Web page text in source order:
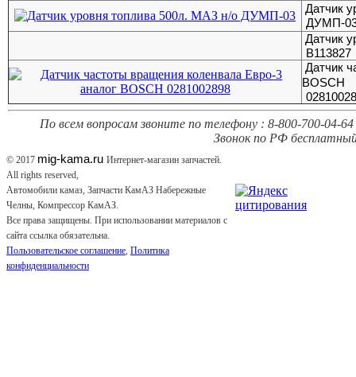
Датчик
ДУМП-
Датчик
В113827
Датчик
ВOSCH
По всем вопросам звоните по телефону : 8-800-700-04-64
Звонок по РФ
© 2017 mig-kama.ru Интернет-магазин запчастей.
All rights reserved,
Автомобили камаз, Запчасти КамАЗ Набережные
Челны, Компрессор КамАЗ.
Все права защищены. При использовании материалов с
сайта ссылка обязательна.
Пользовательское соглашение, Политика
конфиденциальности